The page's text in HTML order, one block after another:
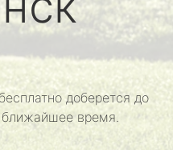
доберется до
ближайшее время.